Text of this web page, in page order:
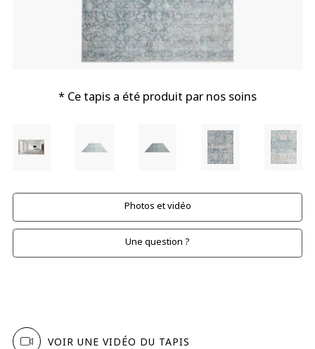
* Ce tapis a été produit par nos soins
Photos et vidéo
Une question ?
VOIR UNE VIDÉO DU TAPIS